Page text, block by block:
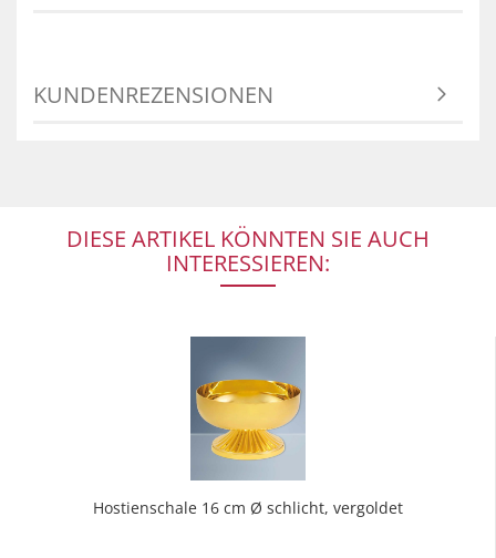
KUNDENREZENSIONEN
DIESE ARTIKEL KÖNNTEN SIE AUCH
INTERESSIEREN:
Hostienschale 16 cm Ø schlicht, vergoldet